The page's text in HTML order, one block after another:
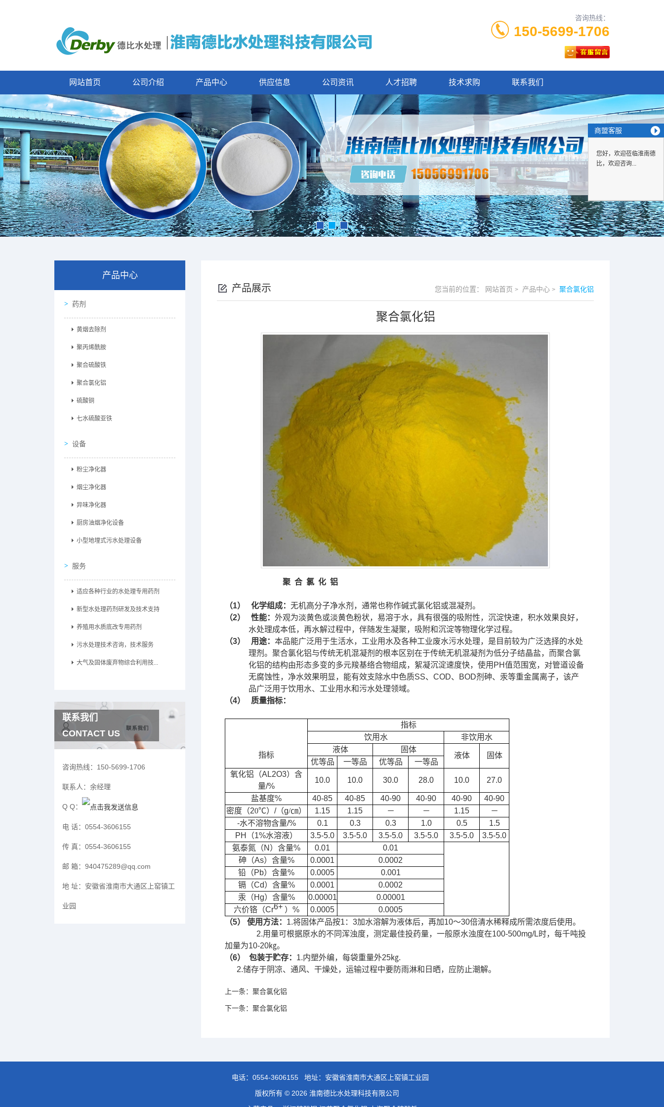
咨询热线：
150-5699-1706
网站首页 公司介绍 产品中心 供应信息 公司资讯 人才招聘 技术求购 联系我们
产品中心
药剂
黄烟去除剂
聚丙烯酰胺
聚合硫酸铁
聚合氯化铝
硫酸铜
七水硫酸亚铁
设备
粉尘净化器
烟尘净化器
异味净化器
厨房油烟净化设备
小型地埋式污水处理设备
服务
适应各种行业的水处理专用药剂
新型水处理药剂研发及技术支持
养殖用水质底改专用药剂
污水处理技术咨询，技术服务
大气及固体废弃物综合利用技...
联系我们
CONTACT US
咨询热线： 150-5699-1706
联系人： 余经理
Q Q：
电 话： 0554-3606155
传 真： 0554-3606155
邮 箱： 940475289@qq.com
地 址： 安徽省淮南市大通区上窑镇工
业园
产品展示 您当前的位置： 网站首页 > 产品中心 > 聚合氯化铝
聚合氯化铝
聚 合 氯 化 铝
（1） 化学组成： 无机高分子净水剂，通常也称作碱式氯化铝或混凝剂。
（2） 性能： 外观为淡黄色或淡黄色粉状，易溶于水，具有很强的吸附性，沉淀快速，积水效果良好，
水处理成本低，再水解过程中，伴随发生凝聚，吸附和沉淀等物理化学过程。
（3） 用途： 本品能广泛用于生活水，工业用水及各种工业废水污水处理，是目前较为广泛选择的水处
理剂。聚合氯化铝与传统无机混凝剂的根本区别在于传统无机混凝剂为低分子结晶盐，而聚合氯
化铝的结构由形态多变的多元羧基络合物组成，絮凝沉淀速度快，使用PH值范围宽，对管道设备
无腐蚀性，净水效果明显，能有效支除水中色质SS、COD、BOD剂砷、汞等重金属离子，该产
品广泛用于饮用水、工业用水和污水处理领域。
（4） 质量指标：
指标
指标
饮用水
非饮用水
液体
固体
液体 固体
优等品 一等品 优等品
一等品
氧化铝（AL2O3）含
量/%
10.0 10.0 30.0 28.0 10.0 27.0
盐基度% 40-85 40-85 40-90 40-90 40-90
40-90
密度（20℃） /（g/㎝） 1.15 1.15 － － 1.15
－
-水不溶物含量/% 0.1 0.3 0.3 1.0 0.5
1.5
PH
（1%水溶液） 3.5-5.0 3.5-5.0 3.5-5.0 3.5-5.0 3.5-5.0
3.5-5.0
氨泰氮（N ）含量% 0.01
0.01
砷（As）含量% 0.0001
0.0002
铅（Pb）含量% 0.0005
0.001
镉（Cd）含量% 0.0001
0.0002
汞（Hg）含量% 0.00001
0.00001
六价铬（Cr6+ ） % 0.0005
0.0005
（5） 使用方法： 1.将固体产品按1：3加水溶解为液体后，再加10～30倍清水稀释成所需浓度后使用。
2.用量可根据原水的不同浑浊度，测定最佳投药量，一般原水浊度在100-500mg/L时，每千吨投
加量为10-20㎏。
（6）
包装于贮存： 1.内塑外编，每袋重量外25㎏.
2.储存于阴凉、通风、干燥处，运输过程中要防雨淋和日晒，应防止潮解。
上一条： 聚合氯化铝
下一条： 聚合氯化铝
电话： 0554-3606155
地址：安徽省淮南市大通区上窑镇工业园
版权所有 © 2026 淮南德比水处理科技有限公司
商盟客服
您好，欢迎莅临淮南德
比，欢迎咨询...